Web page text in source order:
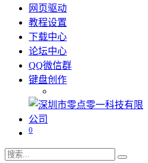
网页驱动
教程设置
下载中心
论坛中心
QQ微信群
键盘创作
0